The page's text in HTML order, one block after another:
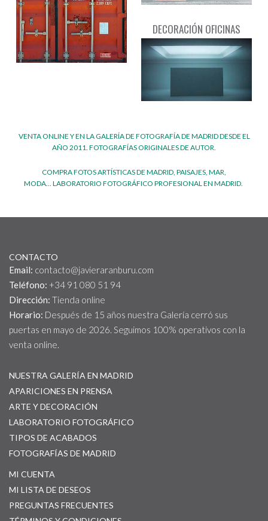
DECORACIÓN OFICINAS
VENTA ONLINE Y EN LA GALERÍA DE FOTOGRAFÍA DE MADRID DESDE EL
AÑO 2011. FOTOGRAFÍAS ORIGINALES DE AUTOR.
COMPRA FOTOS ARTÍSTICAS DE MADRID , PAISAJES, MAR,
MODA... LABORATORIO FOTOGRÁFICO PROFESIONAL EN MADRID.
CONTACTO
Email: contacto@javieraranburu.com
Teléfono: +34 91 080 51 94
Dirección: Tienda online
Horario: Después de 15 años nuestra Galería cerró sus
puertas en mayo de 2026. Seguimos 100% operativos con la
venta online.
NUESTRA GALERÍA EN MADRID
APARICIONES EN PRENSA
ARTE Y DECORACIÓN
LABORATORIO FOTOGRÁFICO
TIPOS DE ACABADOS
FOTOGRAFÍAS DE MADRID
MI CUENTA
MI LISTA DE DESEOS
PREGUNTAS FRECUENTES